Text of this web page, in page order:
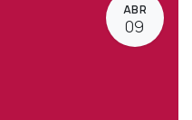
ABR
09